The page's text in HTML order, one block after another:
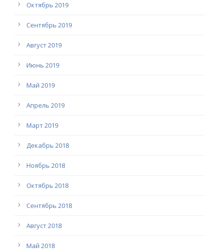
Октябрь 2019
Сентябрь 2019
Август 2019
Июнь 2019
Май 2019
Апрель 2019
Март 2019
Декабрь 2018
Ноябрь 2018
Октябрь 2018
Сентябрь 2018
Август 2018
Май 2018